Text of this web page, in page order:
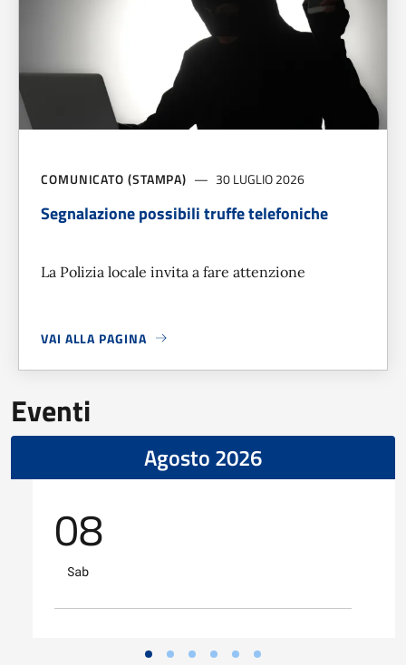
COMUNICATO (STAMPA) 30 LUGLIO 2026
Segnalazione possibili truffe telefoniche
La Polizia locale invita a fare attenzione
VAI ALLA PAGINA
A PROPOSITO DISEGNALAZIONE POSSIBILI TRUFFE
Eventi
Agosto 2026
08
Sab